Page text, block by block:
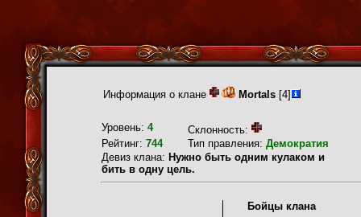
Информация о клане Mortals [4]
Уровень: 4
Склонность:
Рейтинг: 744 Тип правления: Демократия
Девиз клана: Нужно быть одним кулаком и
бить в одну цель.
Бойцы клана